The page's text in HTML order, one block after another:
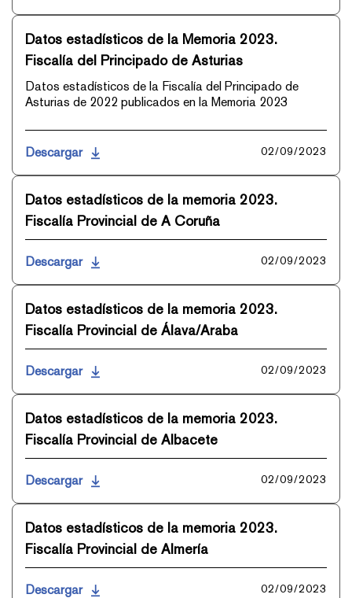
Datos estadísticos de la Memoria 2023.
Fiscalía del Principado de Asturias
Datos estadísticos de la Fiscalía del Principado de
Asturias de 2022 publicados en la Memoria 2023
Descargar 02/09/2023
Datos estadísticos de la memoria 2023.
Fiscalía Provincial de A Coruña
Descargar 02/09/2023
Datos estadísticos de la memoria 2023.
Fiscalía Provincial de Álava/Araba
Descargar 02/09/2023
Datos estadísticos de la memoria 2023.
Fiscalía Provincial de Albacete
Descargar 02/09/2023
Datos estadísticos de la memoria 2023.
Fiscalía Provincial de Almería
Descargar 02/09/2023